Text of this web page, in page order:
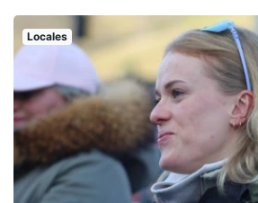
Locales